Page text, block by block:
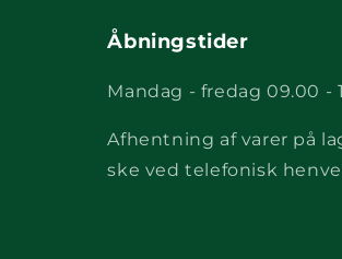
Åbningstider
Mandag - fredag 09.00 -
Afhentning af varer på
ske ved telefonisk